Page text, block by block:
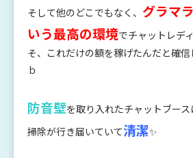
そして他のどこでもなく、 グラマ
いう最高の環境でチャットレデ
そ、これだけの額を稼げたんだと確
ｂ
防音壁を取り入れたチャットブース
掃除が行き届いていて清潔✨